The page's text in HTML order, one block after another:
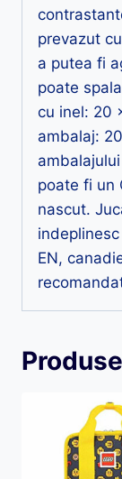
prevazut
a putea fi
poate
cu inel: 20
ambalaj:
poate fi un
nascut.
EN,